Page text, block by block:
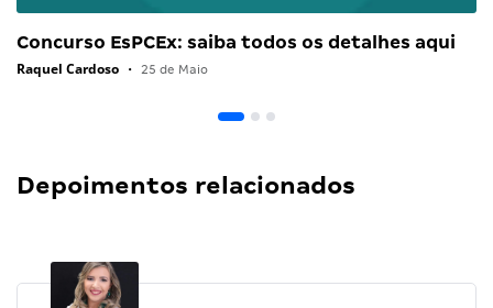
Concurso EsPCEx: saiba todos os detalhes aqui
Raquel Cardoso • 25 de Maio
Depoimentos relacionados